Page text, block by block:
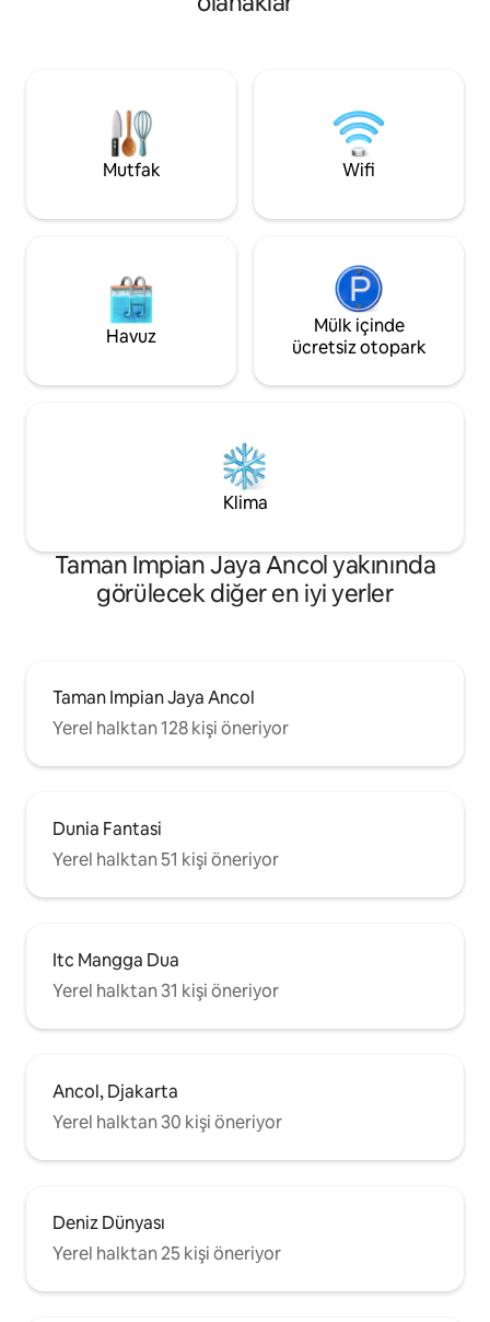
ayrıca yüksek
bağlantısı, yayın
TV'ler
Mutfak Wifi
Havuz
Mülk içinde
ücretsiz otopark
Klima
Taman Impian Jaya Ancol yakınında
görülecek diğer en iyi yerler
Taman Impian Jaya Ancol
Yerel halktan 128 kişi öneriyor
Dunia Fantasi
Yerel halktan 51 kişi öneriyor
Itc Mangga Dua
Yerel halktan 31 kişi öneriyor
Ancol, Djakarta
Yerel halktan 30 kişi öneriyor
Deniz Dünyası
Yerel halktan 25 kişi öneriyor